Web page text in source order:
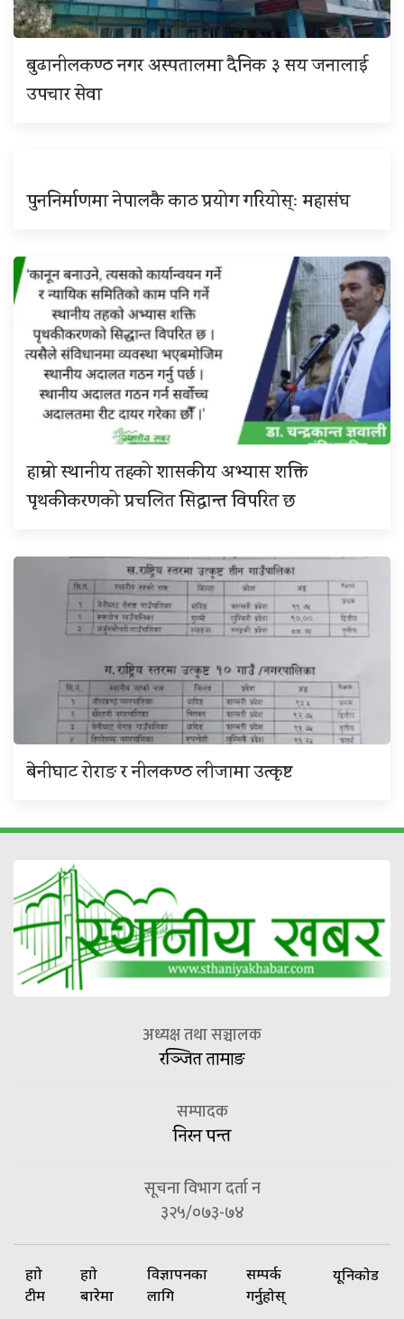
बुढानीलकण्ठ नगर अस्पतालमा दैनिक ३ सय जनालाई
उपचार सेवा
पुननिर्माणमा नेपालकै काठ प्रयोग गरियोस्ः महासंघ
हाम्रो स्थानीय तहको शासकीय अभ्यास शक्ति
पृथकीकरणको प्रचलित सिद्धान्त विपरित छ
बेनीघाट रोराङ र नीलकण्ठ लीजामा उत्कृष्ट
अध्यक्ष तथा सञ्चालक
रञ्जित तामाङ
सम्पादक
निरन पन्त
सूचना विभाग दर्ता न
३२५/०७३-७४
हाम्रो
टीम
हाम्रो
बारेमा
विज्ञापनका
लागि
सम्पर्क
गर्नुहोस्
यूनिकोड